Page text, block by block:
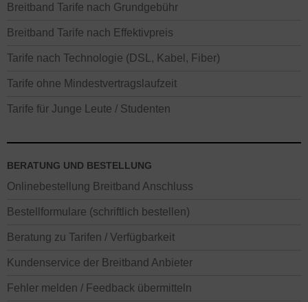
Breitband Tarife nach Grundgebühr
Breitband Tarife nach Effektivpreis
Tarife nach Technologie (DSL, Kabel, Fiber)
Tarife ohne Mindestvertragslaufzeit
Tarife für Junge Leute / Studenten
BERATUNG UND BESTELLUNG
Onlinebestellung Breitband Anschluss
Bestellformulare (schriftlich bestellen)
Beratung zu Tarifen / Verfügbarkeit
Kundenservice der Breitband Anbieter
Fehler melden / Feedback übermitteln